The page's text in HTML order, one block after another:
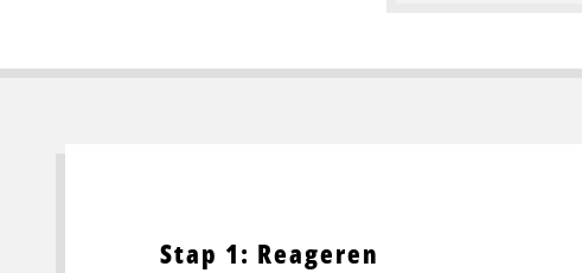
Stap 1: Reageren